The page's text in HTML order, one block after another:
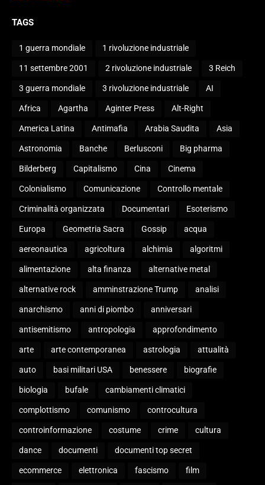
TAGS
1 guerra mondiale 1 rivoluzione industriale
11 settembre 2001 2 rivoluzione industriale 3 Reich
3 guerra mondiale 3 rivoluzione industriale AI
Africa Agartha Aginter Press Alt-Right
America Latina Antimafia Arabia Saudita Asia
Astronomia Banche Berlusconi Big pharma
Bilderberg Capitalismo Cina Cinema
Colonialismo Comunicazione Controllo mentale
Criminalità organizzata Documentari Esoterismo
Europa Geometria Sacra Gossip acqua
aereonautica agricoltura alchimia algoritmi
alimentazione alta finanza alternative metal
alternative rock amminstrazione Trump analisi
anarchismo anni di piombo anniversari
antisemitismo antropologia approfondimento
arte arte contemporanea astrologia attualità
auto basi militari USA benessere biografie
biologia bufale cambiamenti climatici
complottismo comunismo controcultura
controinformazione costume crime cultura
dance documenti documenti top secret
ecommerce elettronica fascismo film